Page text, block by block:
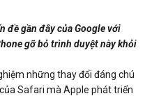
đề gần đây của Google với
gỡ bỏ trình duyệt này khỏi
những thay đổi đáng chú
Safari mà Apple phát triển